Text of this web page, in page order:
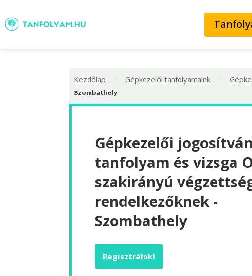
Kezdőlap Gépkezelői tanfolyamaink
Szombathely
Gépkezelői
tanfolyam és vizsga
szakirányú
rendelkezőknek -
Szombathely
Regisztrálok!